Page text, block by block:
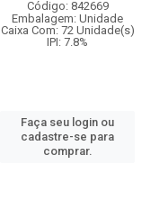
Código: 842669
Embalagem: Unidade
Caixa Com: 72 Unidade(s)
IPI: 7.8%
Faça seu login ou
cadastre-se para
comprar.